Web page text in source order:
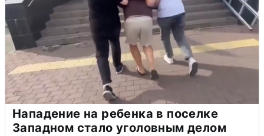
Нападение на ребенка в поселке
Западном стало уголовным делом